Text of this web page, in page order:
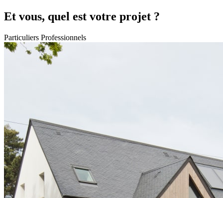
Et vous, quel est votre projet ?
Particuliers Professionnels